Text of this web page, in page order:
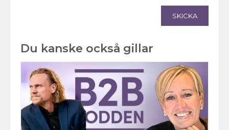
SKICKA
Du kanske också gillar